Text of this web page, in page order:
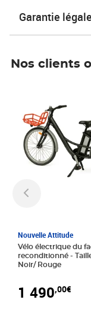
Garantie légale
Nos clients
Nouvelle Attitude
Vélo électrique du
reconditionné - Taille normale -
Noir/ Rouge
1 490,00€